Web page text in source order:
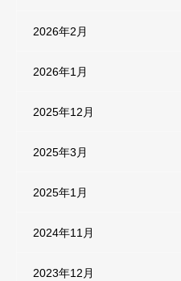
2026年2月
2026年1月
2025年12月
2025年3月
2025年1月
2024年11月
2023年12月